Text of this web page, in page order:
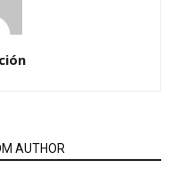
AUTHOR